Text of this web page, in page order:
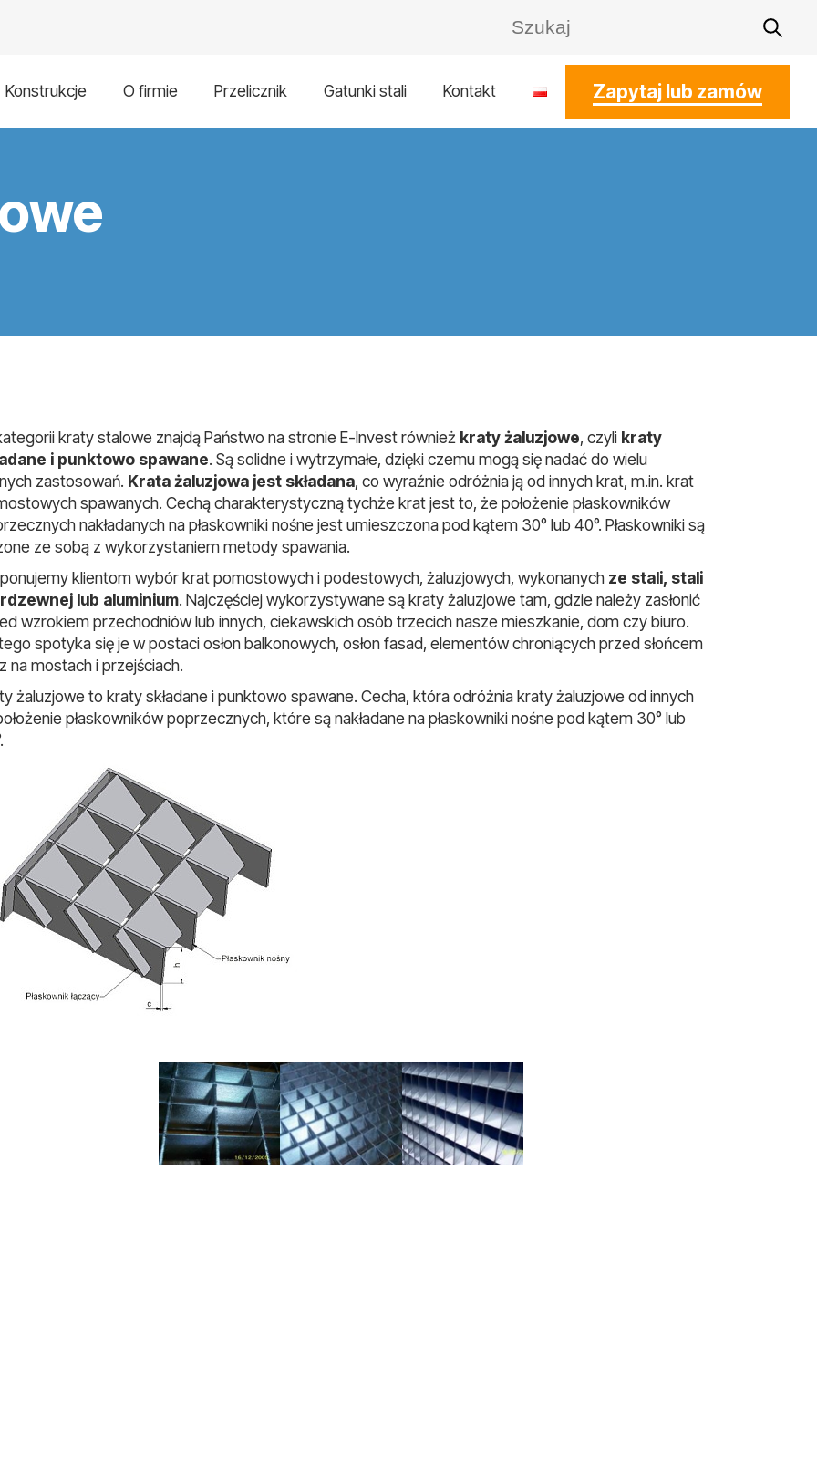
Konstrukcje O firmie Przelicznik Gatunki stali Kontakt Zapytaj lub zamów
kraty stalowe znajdą Państwo na stronie E-Invest również kraty żaluzjowe, czyli kraty
i punktowo spawane. Są solidne i wytrzymałe, dzięki czemu mogą się nadać do wielu
zastosowań. Krata żaluzjowa jest składana, co wyraźnie odróżnia ją od innych krat, m.in. krat
spawanych. Cechą charakterystyczną tychże krat jest to, że położenie płaskowników
nakładanych na płaskowniki nośne jest umieszczona pod kątem 30° lub 40°. Płaskowniki są
ze sobą z wykorzystaniem metody spawania.
klientom wybór krat pomostowych i podestowych, żaluzjowych, wykonanych ze stali, stali
lub aluminium. Najczęściej wykorzystywane są kraty żaluzjowe tam, gdzie należy zasłonić
wzrokiem przechodniów lub innych, ciekawskich osób trzecich nasze mieszkanie, dom czy biuro.
spotyka się je w postaci osłon balkonowych, osłon fasad, elementów chroniących przed słońcem
na mostach i przejściach.
żaluzjowe to kraty składane i punktowo spawane. Cecha, która odróżnia kraty żaluzjowe od innych
płaskowników poprzecznych, które są nakładane na płaskowniki nośne pod kątem 30° lub